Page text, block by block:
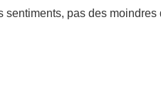
sentiments, pas des